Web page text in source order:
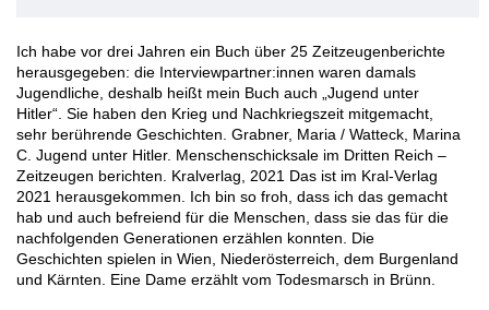
Ich habe vor drei Jahren ein Buch über 25 Zeitzeugenberichte
herausgegeben: die Interviewpartner:innen waren damals
Jugendliche, deshalb heißt mein Buch auch „Jugend unter
Hitler“. Sie haben den Krieg und Nachkriegszeit mitgemacht,
sehr berührende Geschichten. Grabner, Maria / Watteck, Marina
C. Jugend unter Hitler. Menschenschicksale im Dritten Reich –
Zeitzeugen berichten. Kralverlag, 2021 Das ist im Kral-Verlag
2021 herausgekommen. Ich bin so froh, dass ich das gemacht
hab und auch befreiend für die Menschen, dass sie das für die
nachfolgenden Generationen erzählen konnten. Die
Geschichten spielen in Wien, Niederösterreich, dem Burgenland
und Kärnten. Eine Dame erzählt vom Todesmarsch in Brünn.